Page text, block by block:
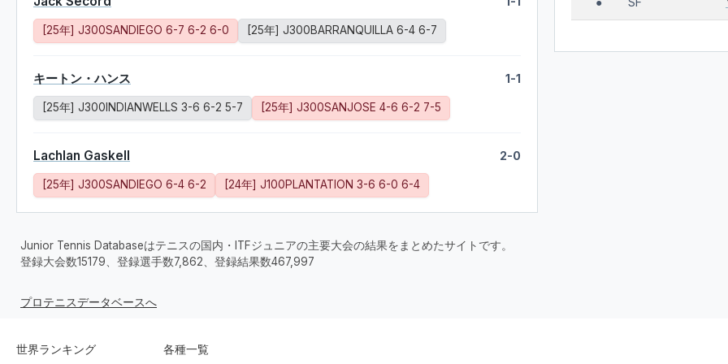
[25年] J300SANDIEGO 6-7 6-2 6-0 [25年] J300BARRANQUILLA 6-4 6-7
キートン・ハンス 1-1
[25年] J300INDIANWELLS 3-6 6-2 5-7 [25年] J300SANJOSE 4-6 6-2 7-5
Lachlan Gaskell 2-0
[25年] J300SANDIEGO 6-4 6-2 [24年] J100PLANTATION 3-6 6-0 6-4
Junior Tennis Databaseはテニスの国内・ITFジュニアの主要大会の結果をまとめたサイトです。
登録大会数15179、登録選手数7,862、登録結果数467,997
プロテニスデータベースへ
世界ランキング 各種一覧